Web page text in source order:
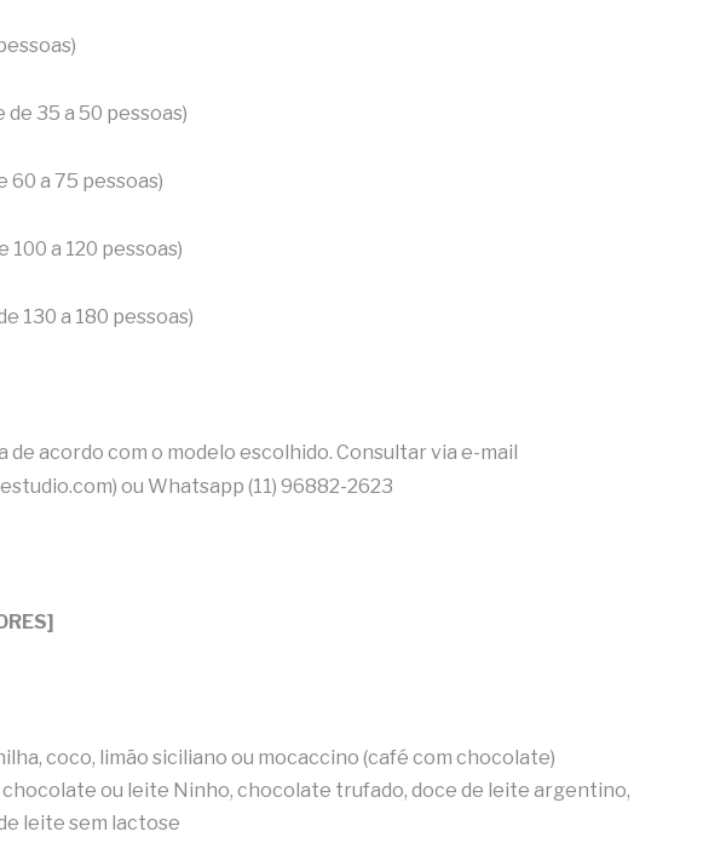
35 a 50 pessoas)
60 a 75 pessoas)
100 a 120 pessoas)
130 a 180 pessoas)
de acordo com o modelo escolhido. Consultar via e-mail
ou Whatsapp (11) 96882-2623
coco, limão siciliano ou mocaccino (café com chocolate)
ou leite Ninho, chocolate trufado, doce de leite argentino,
leite sem lactose